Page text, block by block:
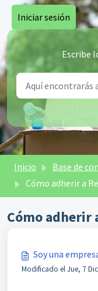
Saltar al contenido
Iniciar sesión
Escribe
Inicio Base de conocimientos
Cómo adherir a ReSimple
Cómo adherir
Soy una
Modificado el Jue, 7